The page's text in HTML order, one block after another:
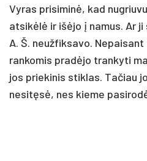
Vyras prisiminė, kad
atsikėlė ir išėjo į namus. Ar
A. Š. neužfiksavo.
rankomis pradėjo trankyti
jos priekinis stiklas. Tačiau
nesitęsė, nes kieme